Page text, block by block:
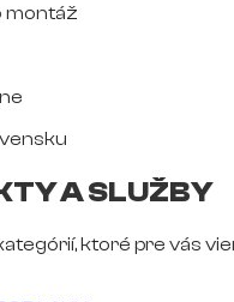
montáž
A SLUŽBY
ktoré pre vás